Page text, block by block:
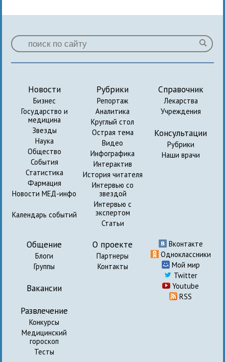
Новости
Бизнес
Государство и
медицина
Звезды
Наука
Общество
События
Статистика
Фармация
Новости МЕД-инфо
Календарь событий
Рубрики
Репортаж
Аналитика
Круглый стол
Острая тема
Видео
Инфографика
Интерактив
История читателя
Интервью со
звездой
Интервью с
экспертом
Статьи
Справочник
Лекарства
Учреждения
Консультации
Рубрики
Наши врачи
Общение
Блоги
Группы
Вакансии
Развлечение
Конкурсы
Медицинский
гороскоп
Тесты
О проекте
Партнеры
Контакты
Вконтакте
Одноклассники
Мой мир
Twitter
Youtube
RSS